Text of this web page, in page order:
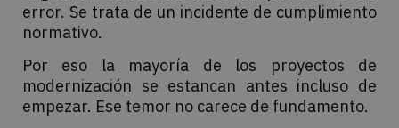
error. Se trata de un incidente de cumplimiento
normativo.
Por eso la mayoría de los proyectos de
modernización se estancan antes incluso de
empezar. Ese temor no carece de fundamento.